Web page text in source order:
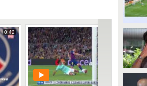
0:42 1:20